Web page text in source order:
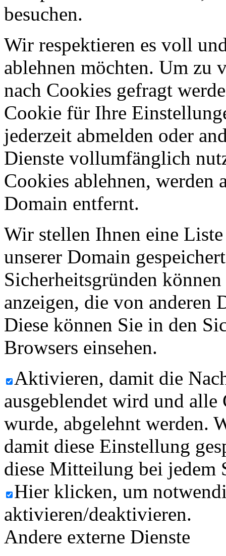
besuchen.
Wir respektieren es voll
ablehnen möchten. Um zu
nach Cookies gefragt
Cookie für Ihre
jederzeit abmelden oder
Dienste vollumfänglich
Cookies ablehnen, werden
Domain entfernt.
Wir stellen Ihnen eine
unserer Domain
Sicherheitsgründen
anzeigen, die von anderen
Diese können Sie in den
Browsers einsehen.
Aktivieren, damit die
ausgeblendet wird und
wurde, abgelehnt werden.
damit diese Einstellung
diese Mitteilung bei jedem
Hier klicken, um
aktivieren/deaktivieren.
Andere externe Dienste